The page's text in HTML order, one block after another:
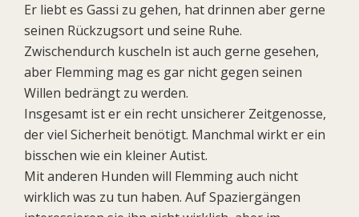
Er liebt es Gassi zu gehen, hat drinnen aber gerne
seinen Rückzugsort und seine Ruhe.
Zwischendurch kuscheln ist auch gerne gesehen,
aber Flemming mag es gar nicht gegen seinen
Willen bedrängt zu werden.
Insgesamt ist er ein recht unsicherer Zeitgenosse,
der viel Sicherheit benötigt. Manchmal wirkt er ein
bisschen wie ein kleiner Autist.
Mit anderen Hunden will Flemming auch nicht
wirklich was zu tun haben. Auf Spaziergängen